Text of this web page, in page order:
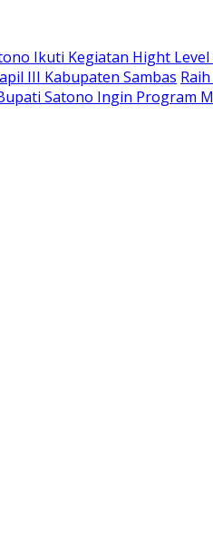
Ikuti Kegiatan Hight
III Kabupaten Sambas
Satono Ingin Program